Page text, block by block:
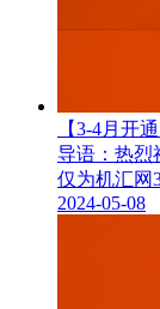
【3-4月开
导语：热烈
仅为机汇网
2024-05-08